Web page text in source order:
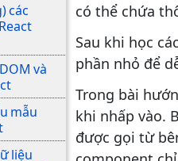
các
và
mẫu
liệu
có thể chứa
Sau khi học
phần nhỏ để
Trong bài
khi nhấp vào.
được gọi từ